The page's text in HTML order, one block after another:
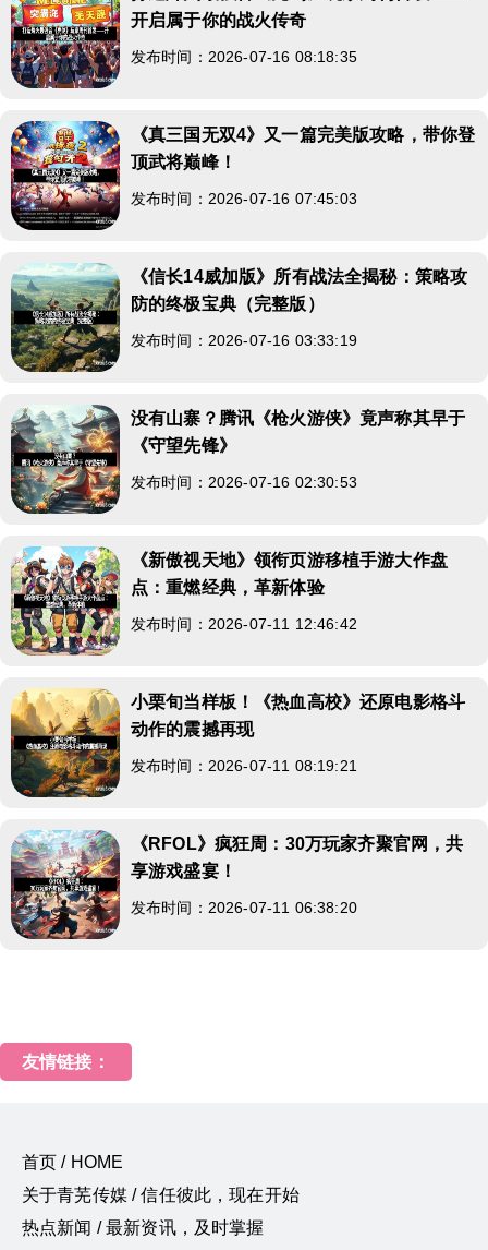
开启属于你的战火传奇
发布时间：2026-07-16 08:18:35
《真三国无双4》又一篇完美版攻略，带你登
顶武将巅峰！
发布时间：2026-07-16 07:45:03
《信长14威加版》所有战法全揭秘：策略攻
防的终极宝典（完整版）
发布时间：2026-07-16 03:33:19
没有山寨？腾讯《枪火游侠》竟声称其早于
《守望先锋》
发布时间：2026-07-16 02:30:53
《新傲视天地》领衔页游移植手游大作盘
点：重燃经典，革新体验
发布时间：2026-07-11 12:46:42
小栗旬当样板！《热血高校》还原电影格斗
动作的震撼再现
发布时间：2026-07-11 08:19:21
《RFOL》疯狂周：30万玩家齐聚官网，共
享游戏盛宴！
发布时间：2026-07-11 06:38:20
友情链接：
首页 / HOME
关于青芜传媒 / 信任彼此，现在开始
热点新闻 / 最新资讯，及时掌握